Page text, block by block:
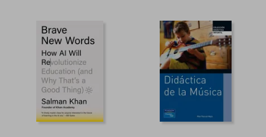
50%
dcto.
50%
dcto. $